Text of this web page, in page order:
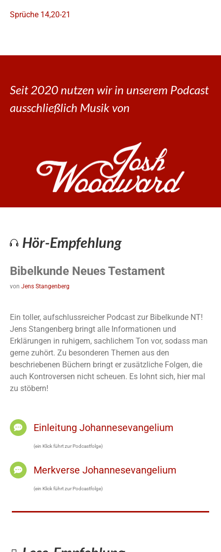
Sprüche 14,20-21
Seit 2020 nutzen wir in unserem Podcast
ausschließlich Musik von
Hör-Empfehlung
Bibelkunde Neues Testament
von Jens Stangenberg
Ein toller, aufschlussreicher Podcast zur Bibelkunde NT!
Jens Stangenberg bringt alle Informationen und
Erklärungen in ruhigem, sachlichem Ton vor, sodass man
gerne zuhört. Zu besonderen Themen aus den
beschriebenen Büchern bringt er zusätzliche Folgen, die
auch Kontroversen nicht scheuen. Es lohnt sich, hier mal
zu stöbern!
Einleitung Johannesevangelium
(ein Klick führt zur Podcastfolge)
Merkverse Johannesevangelium
(ein Klick führt zur Podcastfolge)